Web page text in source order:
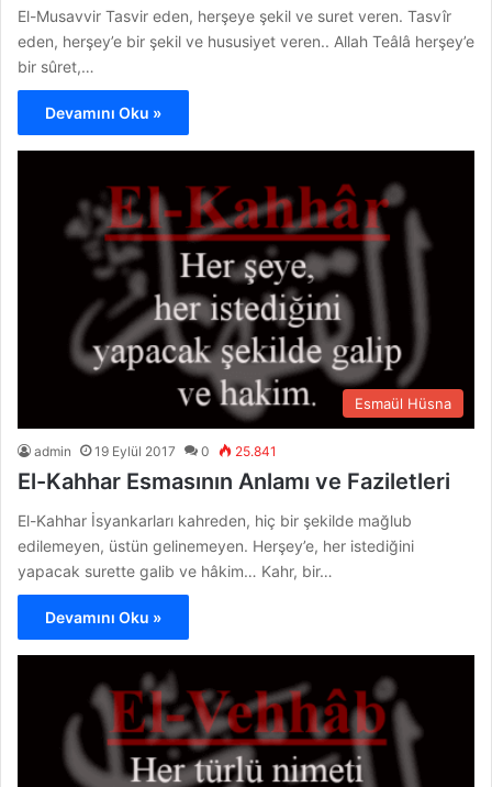
El-Musavvir Tasvir eden, herşeye şekil ve suret veren. Tasvîr
eden, herşey’e bir şekil ve hususiyet veren.. Allah Teâlâ herşey’e
bir sûret,…
Devamını Oku »
Esmaül Hüsna
admin 19 Eylül 2017 0 25.841
El-Kahhar Esmasının Anlamı ve Faziletleri
El-Kahhar İsyankarları kahreden, hiç bir şekilde mağlub
edilemeyen, üstün gelinemeyen. Herşey’e, her istediğini
yapacak surette galib ve hâkim… Kahr, bir…
Devamını Oku »